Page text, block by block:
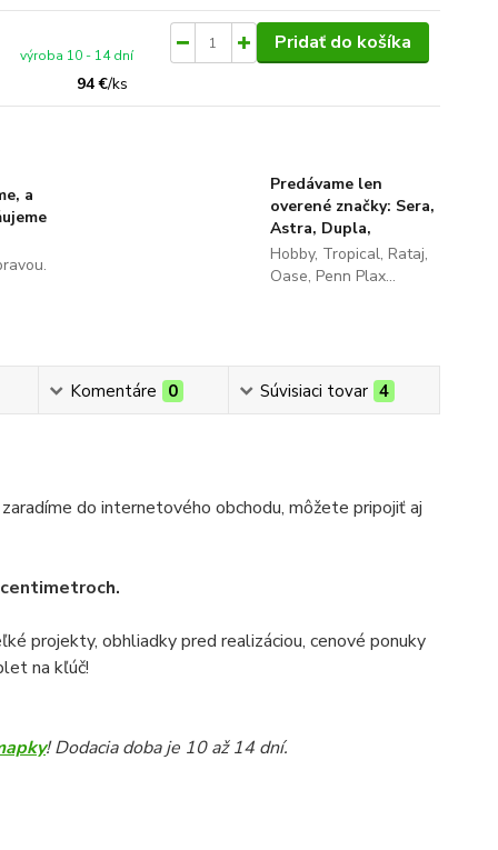
94 €/ks
výroba 10 - 14 dní
Pridať do košíka
a
Predávame len
overené značky: Sera,
Astra, Dupla,
Hobby, Tropical, Rataj,
Oase, Penn Plax...
Komentáre 0 Súvisiaci tovar 4
do internetového obchodu, môžete pripojiť aj
projekty, obhliadky pred realizáciou, cenové ponuky
na kľúč!
! Dodacia doba je 10 až 14 dní.